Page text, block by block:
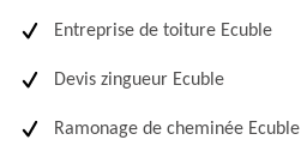
Entreprise de toiture Ecuble
Devis zingueur Ecuble
Ramonage de cheminée Ecuble